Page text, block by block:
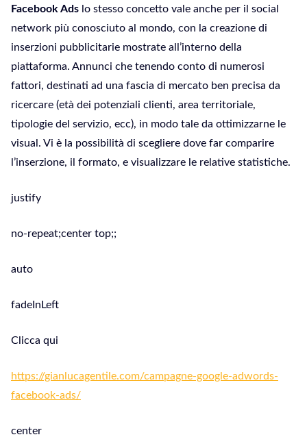
Facebook Ads lo stesso concetto vale anche per il social
network più conosciuto al mondo, con la creazione di
inserzioni pubblicitarie mostrate all’interno della
piattaforma. Annunci che tenendo conto di numerosi
fattori, destinati ad una fascia di mercato ben precisa da
ricercare (età dei potenziali clienti, area territoriale,
tipologie del servizio, ecc), in modo tale da ottimizzarne le
visual. Vi è la possibilità di scegliere dove far comparire
l’inserzione, il formato, e visualizzare le relative statistiche.
justify
no-repeat;center top;;
auto
fadeInLeft
Clicca qui
https://gianlucagentile.com/campagne-google-adwords-
facebook-ads/
center